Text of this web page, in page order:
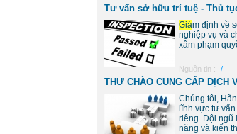
Tư vấn sở hữu trí tuệ - Thủ
Giám định về
nghiệp vụ và
xâm phạm
Nguồn tin : -/-
THƯ CHÀO CUNG CẤP DỊCH
Chúng tôi,
lĩnh vực tư
riêng. Đội ngũ
năng và kiến